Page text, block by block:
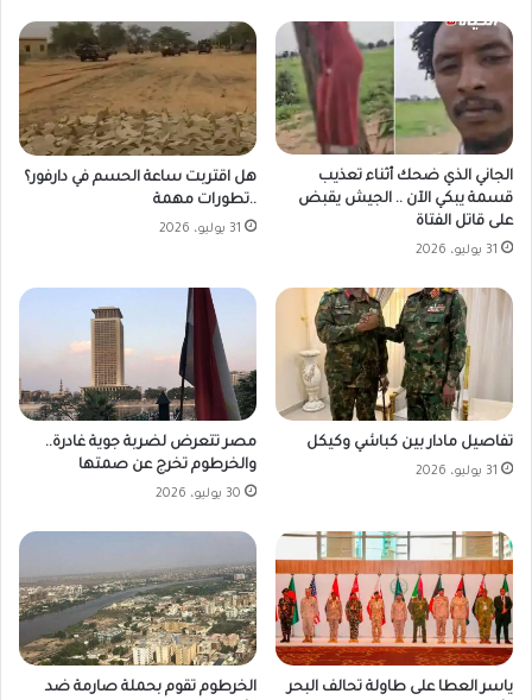
الجاني الذي ضحك أثناء تعذيب
قسمة يبكي الآن .. الجيش يقبض
على قاتل الفتاة
31 يوليو، 2026
هل اقتربت ساعة الحسم في دارفور؟
..تطورات مهمة
31 يوليو، 2026
تفاصيل مادار بين كباشي وكيكل
31 يوليو، 2026
مصر تتعرض لضربة جوية غادرة..
والخرطوم تخرج عن صمتها
30 يوليو، 2026
ياسر العطا على طاولة تحالف البحر
الخرطوم تقوم بحملة صارمة ضد